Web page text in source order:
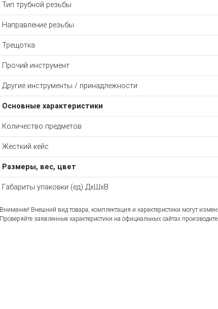
Тип трубной резьбы
Направление резьбы
Трещотка
Прочий инструмент
Другие инструменты / принадлежности
Основные характеристики
Количество предметов
Жесткий кейс
Размеры, вес, цвет
Габариты упаковки (ед) ДхШхВ
Внимание! Внешний вид товара, комплектация и характеристики могут
Проверяйте заявленные характеристики на официальных сайтах